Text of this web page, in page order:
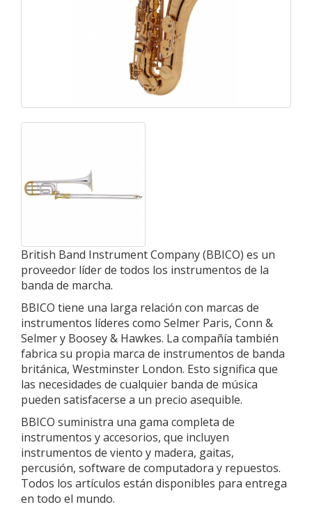
British Band Instrument Company (BBICO) es un
proveedor líder de todos los instrumentos de la
banda de marcha.
BBICO tiene una larga relación con marcas de
instrumentos líderes como Selmer Paris, Conn &
Selmer y Boosey & Hawkes. La compañía también
fabrica su propia marca de instrumentos de banda
británica, Westminster London. Esto significa que
las necesidades de cualquier banda de música
pueden satisfacerse a un precio asequible.
BBICO suministra una gama completa de
instrumentos y accesorios, que incluyen
instrumentos de viento y madera, gaitas,
percusión, software de computadora y repuestos.
Todos los artículos están disponibles para entrega
en todo el mundo.